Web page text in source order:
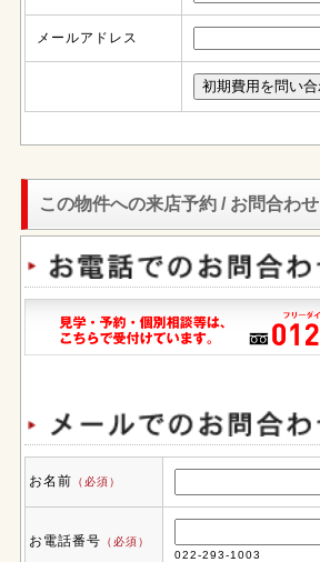
メールアドレス
この物件への来店予約 / お問合わせ
お名前 （必須）
お電話番号 （必須）
022-293-1003